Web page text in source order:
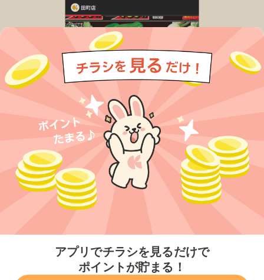
アプリでチラシを見るだけで
ポイントが貯まる！